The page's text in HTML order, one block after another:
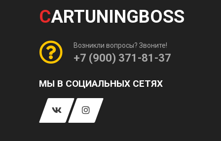
CARTUNINGBOSS
Возникли вопросы? Звоните!
+7 (900) 371-81-37
МЫ В СОЦИАЛЬНЫХ СЕТЯХ